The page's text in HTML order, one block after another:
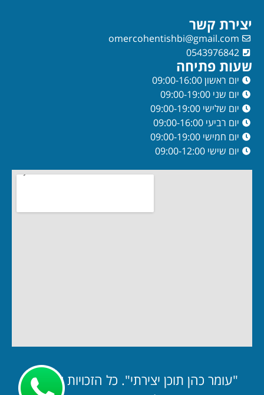
יצירת קשר
omercohentishbi@gmail.com
0543976842
שעות פתיחה
יום ראשון 09:00-16:00
יום שני 09:00-19:00
יום שלישי 09:00-19:00
יום רביעי 09:00-16:00
יום חמישי 09:00-19:00
יום שישי 09:00-12:00
"עומר כהן תוכן יצירתי". כל הזכויות שמורות